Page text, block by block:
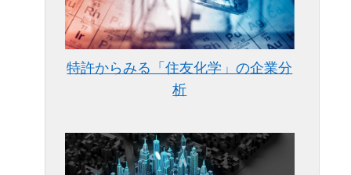
特許からみる「住友化学」の企業分
析